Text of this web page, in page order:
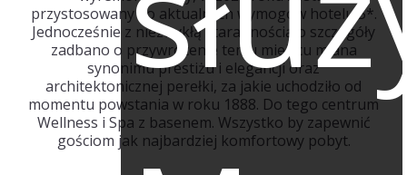
przystosowany do aktualnych wymogów hotelu 5*.
Jednocześnie z niezwykłą starannością o szczegóły
zadbano o przywrócenie temu miejscu miana
synonimu prestiżu i elegancji oraz
architektonicznej perełki, za jakie uchodziło od
momentu powstania w roku 1888. Do tego centrum
Wellness i Spa z basenem. Wszystko by zapewnić
gościom jak najbardziej komfortowy pobyt.